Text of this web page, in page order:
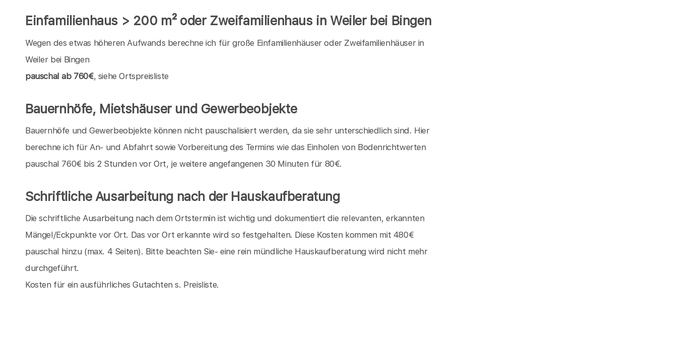
Einfamilienhaus > 200 m² oder Zweifamilienhaus in Weiler bei Bingen
Wegen des etwas höheren Aufwands berechne ich für große Einfamilienhäuser oder Zweifamilienhäuser in
Weiler bei Bingen
pauschal ab 760€, siehe Ortspreisliste
Bauernhöfe, Mietshäuser und Gewerbeobjekte
Bauernhöfe und Gewerbeobjekte können nicht pauschalisiert werden, da sie sehr unterschiedlich sind. Hier
berechne ich für An- und Abfahrt sowie Vorbereitung des Termins wie das Einholen von Bodenrichtwerten
pauschal 760€ bis 2 Stunden vor Ort, je weitere angefangenen 30 Minuten für 80€.
Schriftliche Ausarbeitung nach der Hauskaufberatung
Die schriftliche Ausarbeitung nach dem Ortstermin ist wichtig und dokumentiert die relevanten, erkannten
Mängel/Eckpunkte vor Ort. Das vor Ort erkannte wird so festgehalten. Diese Kosten kommen mit 480€
pauschal hinzu (max. 4 Seiten). Bitte beachten Sie- eine rein mündliche Hauskaufberatung wird nicht mehr
durchgeführt.
Kosten für ein ausführliches Gutachten s. Preisliste.